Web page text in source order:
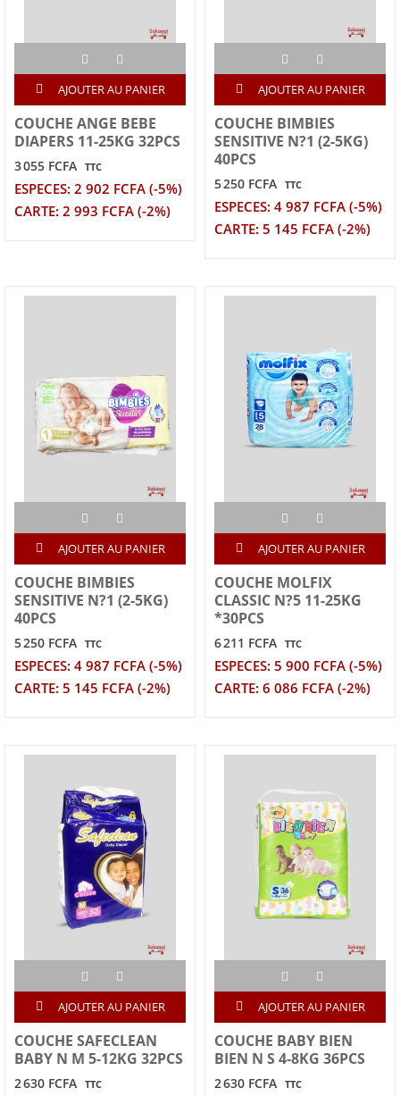
AJOUTER AU PANIER
COUCHE ANGE BEBE
DIAPERS 11-25KG 32PCS
3 055 FCFA TTC
ESPECES: 2 902 FCFA (-5%)
CARTE: 2 993 FCFA (-2%)
AJOUTER AU PANIER
COUCHE BIMBIES
SENSITIVE N?1 (2-5KG)
40PCS
5 250 FCFA TTC
ESPECES: 4 987 FCFA (-5%)
CARTE: 5 145 FCFA (-2%)
AJOUTER AU PANIER
COUCHE BIMBIES
SENSITIVE N?1 (2-5KG)
40PCS
5 250 FCFA TTC
ESPECES: 4 987 FCFA (-5%)
CARTE: 5 145 FCFA (-2%)
AJOUTER AU PANIER
COUCHE MOLFIX
CLASSIC N?5 11-25KG
*30PCS
6 211 FCFA TTC
ESPECES: 5 900 FCFA (-5%)
CARTE: 6 086 FCFA (-2%)
AJOUTER AU PANIER
COUCHE SAFECLEAN
BABY N M 5-12KG 32PCS
2 630 FCFA TTC
AJOUTER AU PANIER
COUCHE BABY BIEN
BIEN N S 4-8KG 36PCS
2 630 FCFA TTC